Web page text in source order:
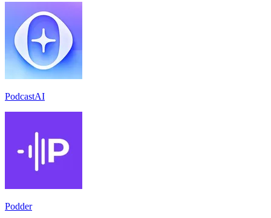
PodcastAI
Podder